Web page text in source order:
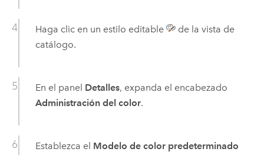
Haga clic en un estilo editable
de la vista de
catálogo.
En el panel Detalles, expanda el encabezado
Administración del color.
Establezca el Modelo de color predeterminado